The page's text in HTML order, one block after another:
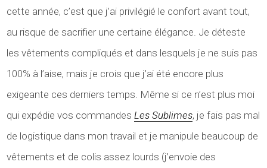
cette année, c’est que j’ai privilégié le confort avant tout,
au risque de sacrifier une certaine élégance. Je déteste
les vêtements compliqués et dans lesquels je ne suis pas
100% à l’aise, mais je crois que j’ai été encore plus
exigeante ces derniers temps. Même si ce n’est plus moi
qui expédie vos commandesLes Sublimes, je fais pas mal
de logistique dans mon travail et je manipule beaucoup de
vêtements et de colis assez lourds (j’envoie des